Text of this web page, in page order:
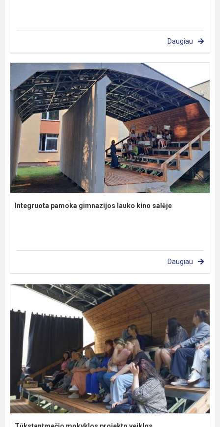
Daugiau
Integruota pamoka gimnazijos lauko kino salėje
Daugiau